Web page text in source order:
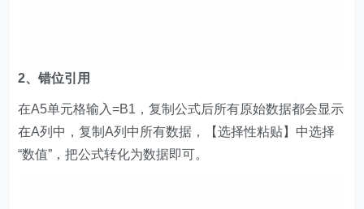
2、错位引用
在A5单元格输入=B1，复制公式后所有原始数据都会显示
在A列中，复制A列中所有数据，【选择性粘贴】中选择
“数值”，把公式转化为数据即可。